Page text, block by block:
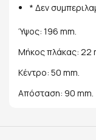
* Δεν
Ύψος: 196 mm.
Μήκος πλάκας: 22
Κέντρο: 50 mm.
Απόσταση: 90 mm.